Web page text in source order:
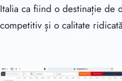
Italia ca fiind o destinație de
competitiv și o calitate